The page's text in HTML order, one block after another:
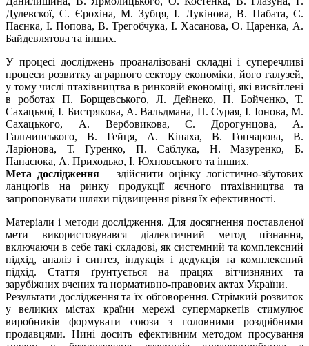
Дулевскої, С. Єрохіна, М. Зубця, І. Лукінова, В. Пабата, С.
Паєнка, І. Попова, В. Трегобчука, І. Хасанова, О. Царенка, А.
Байдевлятова та інших.
У процесі досліджень проаналізовані складні і суперечливі
процеси розвитку аграрного сектору економіки, його галузей,
у тому числі птахівництва в ринковій економіці, які висвітлені
в роботах П. Борщевського, Л. Дейнеко, П. Бойченко, Т.
Сахацької, І. Бистрякова, А. Вальдмана, П. Сурая, І. Іонова, М.
Сахацького, A. Вербовикова, С. Дорогунцова, А.
Гальчинського, В. Гейця, А. Кінаха, В. Гончарова, В.
Ларіонова, Т. Гуренко, П. Саблука, Н. Мазуренко, Б.
Панасюка, А. Приходько, І. Юхновського та інших.
Мета дослідження – здійснити оцінку логістично-збутових
ланцюгів на ринку продукції яєчного птахівництва та
запропонувати шляхи підвищення рівня їх ефективності.
Матеріали і методи дослідження. Для досягнення поставленої
мети використовувався діалектичний метод пізнання,
включаючи в себе такі складові, як системний та комплексний
підхід, аналіз і синтез, індукція і дедукція та комплексний
підхід. Стаття ґрунтується на працях вітчизняних та
зарубіжних вчених та нормативно-правових актах України.
Результати дослідження та їх обговорення. Стрімкий розвиток
у великих містах країни мережі супермаркетів стимулює
виробників формувати союзи з головними роздрібними
продавцями. Нині досить ефективним методом просування